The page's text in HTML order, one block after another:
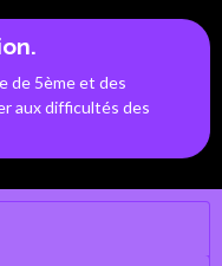
de 5ème et des
aux difficultés des